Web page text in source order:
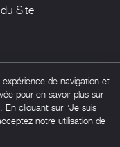
Site
de navigation et
pour en savoir plus sur
En cliquant sur "Je suis
notre utilisation de